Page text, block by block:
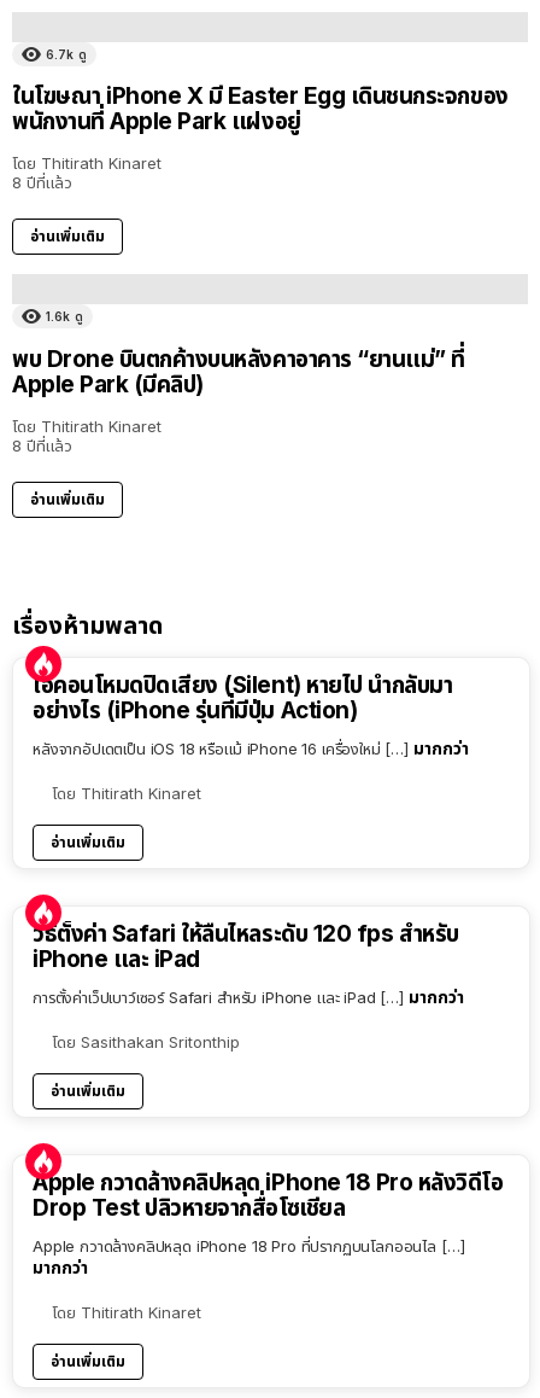
6.7k ดู
ในโฆษณา iPhone X มี Easter Egg เดินชนกระจกของ
พนักงานที่ Apple Park แฝงอยู่
โดย Thitirath Kinaret
8 ปีที่แล้ว
อ่านเพิ่มเติม
1.6k ดู
พบ Drone บินตกค้างบนหลังคาอาคาร “ยานแม่” ที่
Apple Park (มีคลิป)
โดย Thitirath Kinaret
8 ปีที่แล้ว
อ่านเพิ่มเติม
เรื่องห้ามพลาด
ไอคอนโหมดปิดเสียง (Silent) หายไป นำกลับมา
อย่างไร (iPhone รุ่นที่มีปุ่ม Action)
หลังจากอัปเดตเป็น iOS 18 หรือแม้ iPhone 16 เครื่องใหม่ […] มากกว่า
โดย Thitirath Kinaret
อ่านเพิ่มเติม
วิธีตั้งค่า Safari ให้ลื่นไหลระดับ 120 fps สำหรับ
iPhone และ iPad
การตั้งค่าเว็ปเบาว์เซอร์ Safari สำหรับ iPhone และ iPad […] มากกว่า
โดย Sasithakan Sritonthip
อ่านเพิ่มเติม
Apple กวาดล้างคลิปหลุด iPhone 18 Pro หลังวิดีโอ
Drop Test ปลิวหายจากสื่อโซเชียล
Apple กวาดล้างคลิปหลุด iPhone 18 Pro ที่ปรากฏบนโลกออนไล […]
มากกว่า
โดย Thitirath Kinaret
อ่านเพิ่มเติม